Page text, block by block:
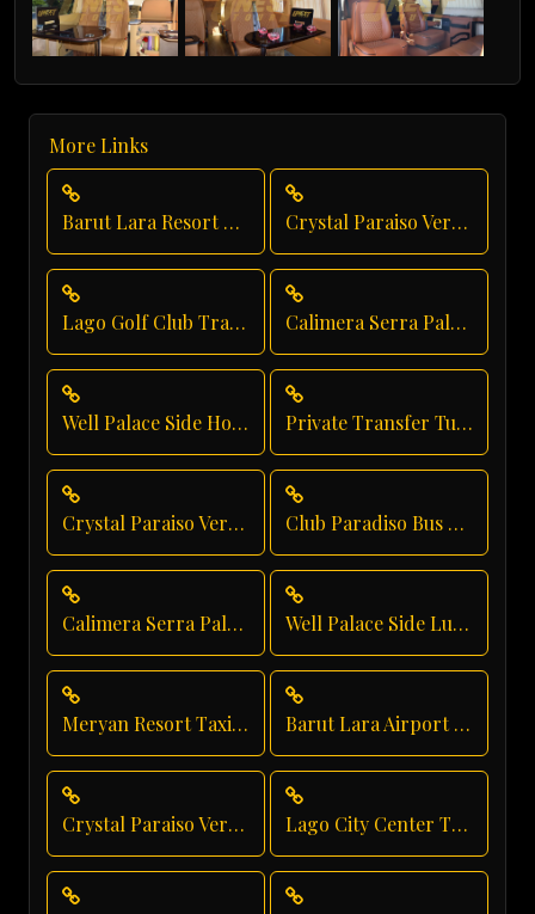
More Links
Barut Lara Resort Transfer Crystal Paraiso Verde Private Transfer
Lago Golf Club Transfer Calimera Serra Palace Private Transfer
Well Palace Side Hotel Transfer Private Transfer Turkey Antalya
Crystal Paraiso Verde Group Transfer Club Paradiso Bus Rental
Calimera Serra Palace Taxi Service Well Palace Side Luxury Transportation
Meryan Resort Taxi Service Barut Lara Airport Transfer
Crystal Paraiso Verde Airport Transfer Lago City Center Transfer